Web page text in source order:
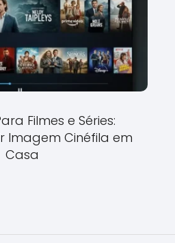
Filmes e Séries:
Imagem Cinéfila em
Casa